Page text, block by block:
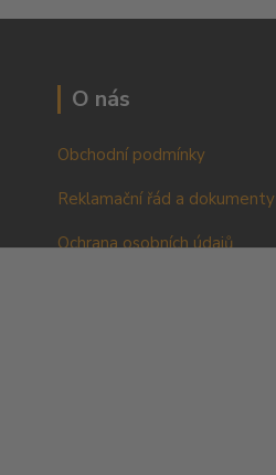
O nás
Obchodní podmínky
Reklamační řád a dokumenty
Ochrana osobních údajů